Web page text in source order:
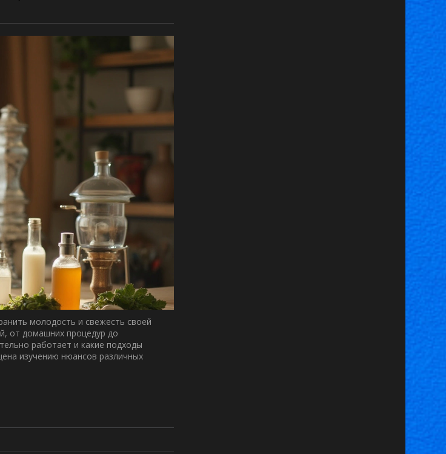
молодость и свежесть своей
от домашних процедур до
работает и какие подходы
изучению нюансов различных